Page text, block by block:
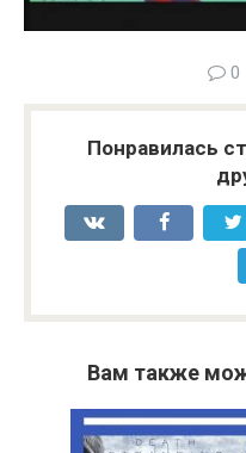
0
Понравилась
Вам также